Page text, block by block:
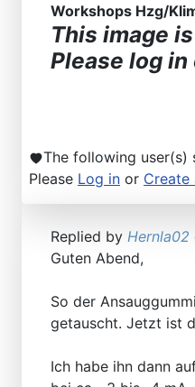
Workshops Hzg/
This image
Please log
The following user(s)
Please Log in or Create
Replied by Hernla02
Guten Abend,
So der
getauscht. Jetzt ist
Ich habe ihn dann